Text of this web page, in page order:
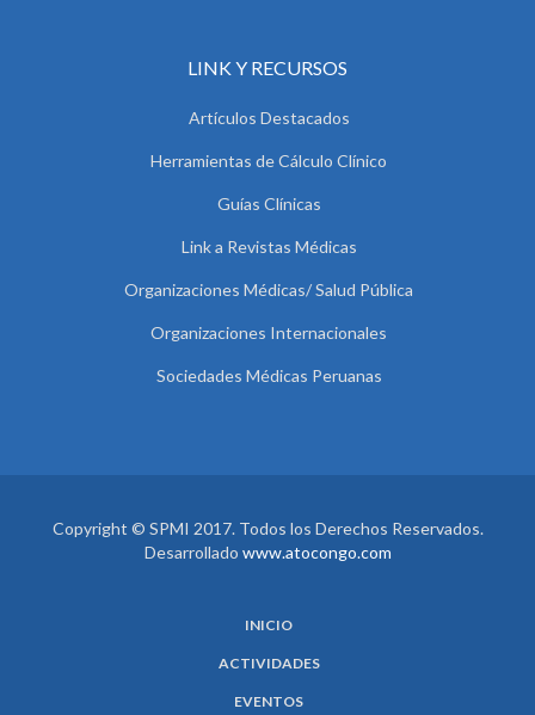
LINK Y RECURSOS
Artículos Destacados
Herramientas de Cálculo Clínico
Guías Clínicas
Link a Revistas Médicas
Organizaciones Médicas/ Salud Pública
Organizaciones Internacionales
Sociedades Médicas Peruanas
Copyright © SPMI 2017. Todos los Derechos Reservados.
Desarrollado www.atocongo.com
INICIO
ACTIVIDADES
EVENTOS